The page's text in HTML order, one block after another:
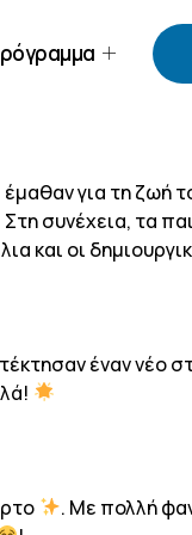
για τη ζωή
Στη συνέχεια, τα
και οι
έναν νέο
. Με πολλή